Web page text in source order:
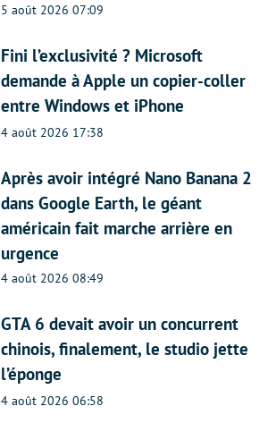
5 août 2026 07:09
Fini l’exclusivité ? Microsoft
demande à Apple un copier-coller
entre Windows et iPhone
4 août 2026 17:38
Après avoir intégré Nano Banana 2
dans Google Earth, le géant
américain fait marche arrière en
urgence
4 août 2026 08:49
GTA 6 devait avoir un concurrent
chinois, finalement, le studio jette
l’éponge
4 août 2026 06:58